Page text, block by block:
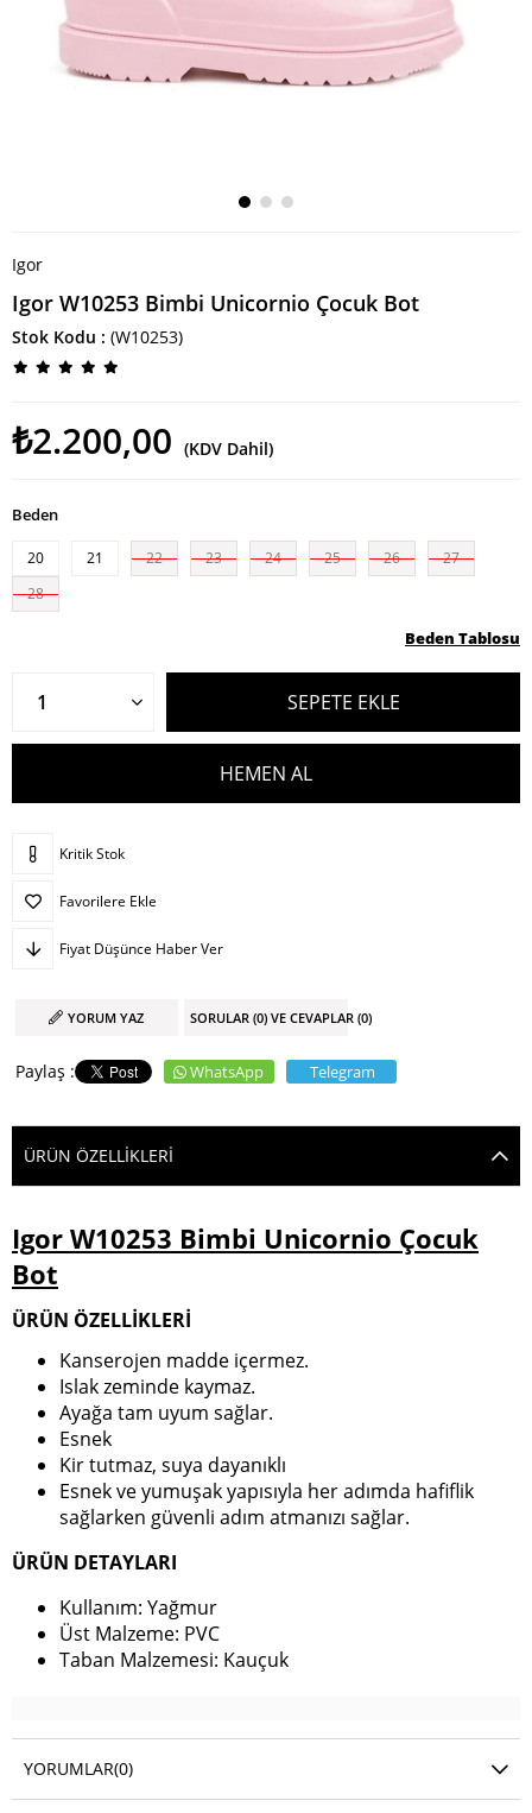
Igor
Igor W10253 Bimbi Unicornio Çocuk Bot
Stok Kodu (W10253)
₺2.200,00 (KDV Dahil)
Beden
20 21 22 23 24 25 26
27
28
Beden Tablosu
Kritik Stok
Favorilere Ekle
Fiyat Düşünce Haber Ver
YORUM YAZ SORULAR (0) VE CEVAPLAR (0)
WhatsApp Telegram
ÜRÜN ÖZELLIKLERI
Igor W10253 Bimbi Unicornio Çocuk
Bot
ÜRÜN ÖZELLİKLERİ
Kanserojen madde içermez.
Islak zeminde kaymaz.
Ayağa tam uyum sağlar.
Esnek
Kir tutmaz, suya dayanıklı
Esnek ve yumuşak yapısıyla her adımda hafiflik
sağlarken güvenli adım atmanızı sağlar.
ÜRÜN DETAYLARI
Kullanım: Yağmur
Üst Malzeme: PVC
Taban Malzemesi: Kauçuk
YORUMLAR(0)